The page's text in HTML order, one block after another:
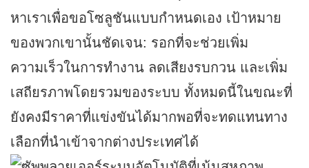
หาเราเพื่อขอโซลูชันแบบกำหนดเอง เป้าหมาย
ของพวกเขานั้นชัดเจน: รอกที่จะช่วยเพิ่ม
ความเร็วในการทำงาน ลดเสียงรบกวน และเพิ่ม
เสถียรภาพโดยรวมของระบบ ทั้งหมดนี้ในขณะที่
ยังคงมีราคาที่แข่งขันได้มากพอที่จะทดแทนทาง
เลือกที่นำเข้าจากต่างประเทศได้